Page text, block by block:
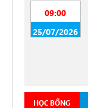
09:00
25/07/2026
HỌC BỔNG